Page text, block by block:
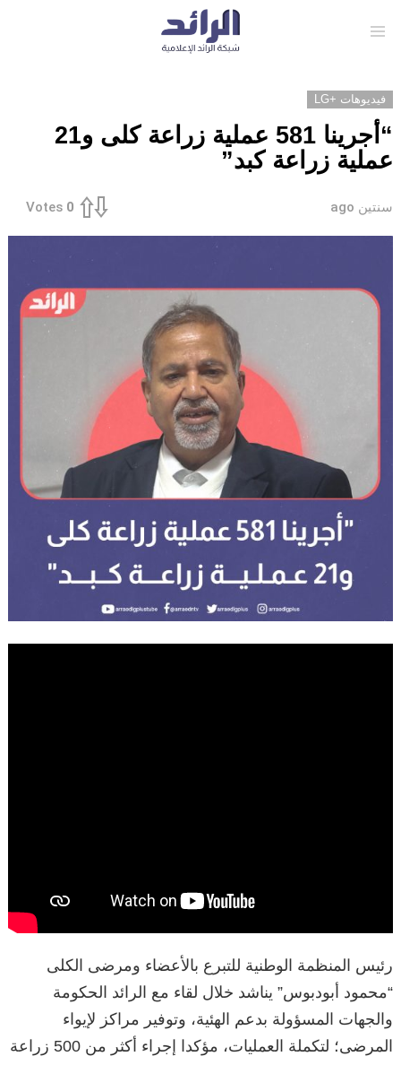
فيديوهات +LG
“أجرينا 581 عملية زراعة كلى و21
عملية زراعة كبد”
سنتين ago 0
Votes
رئيس المنظمة الوطنية للتبرع بالأعضاء ومرضى الكلى
“محمود أبودبوس” يناشد خلال لقاء مع الرائد الحكومة
والجهات المسؤولة بدعم الهئية، وتوفير مراكز لإيواء
المرضى؛ لتكملة العمليات، مؤكدا إجراء أكثر من 500 زراعة